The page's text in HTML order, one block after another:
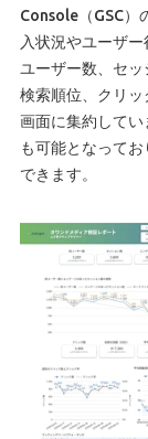
Console（GSC）
入状況やユーザ
ユーザー数、セッ
検索順位、クリ
画面に集約して
も可能となって
できます。